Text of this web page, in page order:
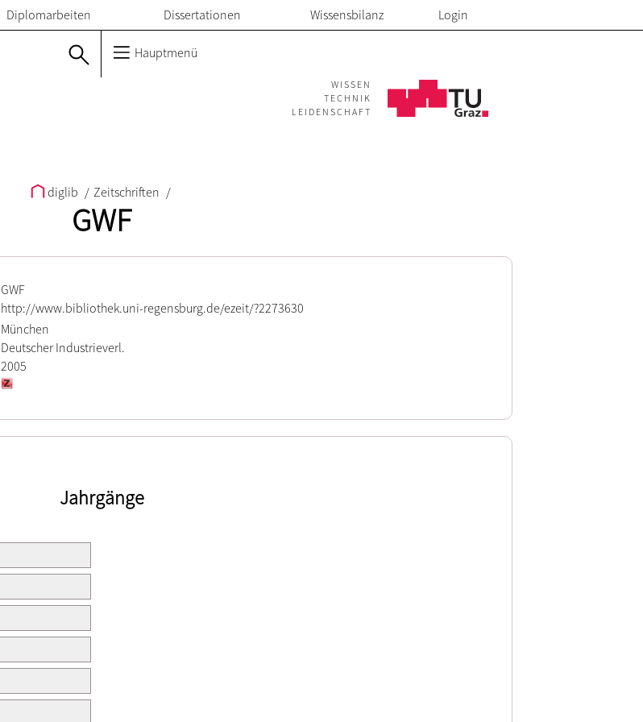
Diplomarbeiten Dissertationen Wissensbilanz Login
Hauptmenü
WISSEN
TECHNIK
LEIDENSCHAFT
diglib / Zeitschriften /
GWF
GWF
http://www.bibliothek.uni-regensburg.de/ezeit/?2273630
München
Deutscher Industrieverl.
2005
Jahrgänge